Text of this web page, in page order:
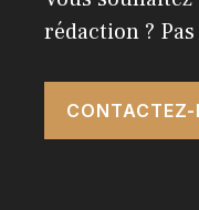
rédaction ?
CONTACTEZ-